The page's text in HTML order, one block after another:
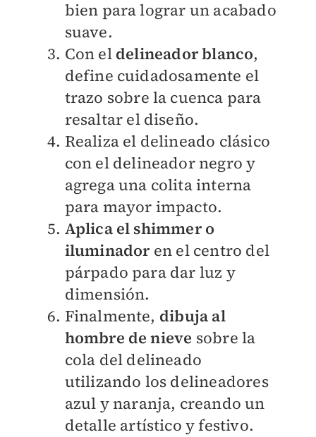
bien para lograr un acabado
suave.
Con el delineador blanco,
define cuidadosamente el
trazo sobre la cuenca para
resaltar el diseño.
Realiza el delineado clásico
con el delineador negro y
agrega una colita interna
para mayor impacto.
Aplica el shimmer o
iluminador en el centro del
párpado para dar luz y
dimensión.
Finalmente, dibuja al
hombre de nieve sobre la
cola del delineado
utilizando los delineadores
azul y naranja, creando un
detalle artístico y festivo.